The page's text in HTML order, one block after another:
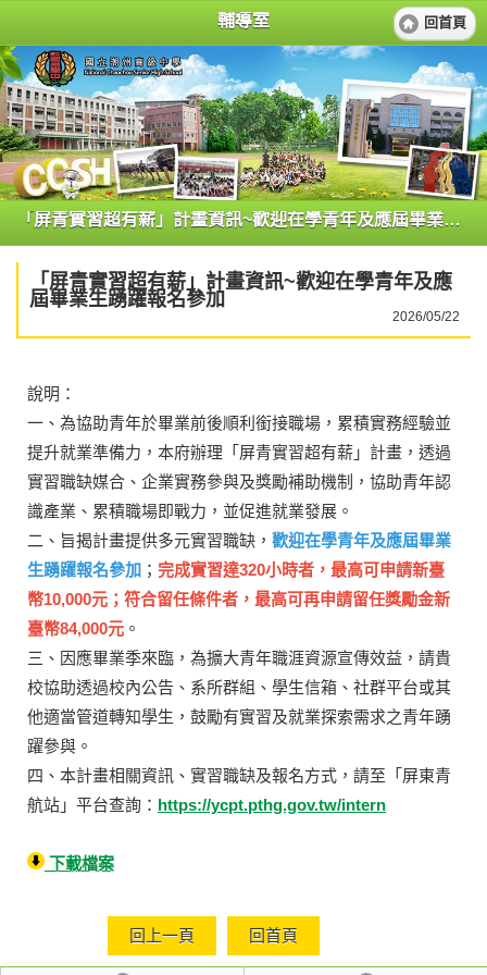
輔導室 回首頁
「屏青實習超有薪」計畫資訊~歡迎在學青年及應屆畢業生踴躍報名參加
「屏青實習超有薪」計畫資訊~歡迎在學青年及應
屆畢業生踴躍報名參加
2026/05/22
說明：
一、為協助青年於畢業前後順利銜接職場，累積實務經驗並
提升就業準備力，本府辦理「屏青實習超有薪」計畫，透過
實習職缺媒合、企業實務參與及獎勵補助機制，協助青年認
識產業、累積職場即戰力，並促進就業發展。
二、旨揭計畫提供多元實習職缺， 歡迎在學青年及應屆畢業
生踴躍報名參加 ； 完成實習達320小時者，最高可申請新臺
幣10,000元；符合留任條件者，最高可再申請留任獎勵金新
臺幣84,000元 。
三、因應畢業季來臨，為擴大青年職涯資源宣傳效益，請貴
校協助透過校內公告、系所群組、學生信箱、社群平台或其
他適當管道轉知學生，鼓勵有實習及就業探索需求之青年踴
躍參與。
四、本計畫相關資訊、實習職缺及報名方式，請至「屏東青
航站」平台查詢： https://ycpt.pthg.gov.tw/intern
下載檔案
回上一頁 回首頁